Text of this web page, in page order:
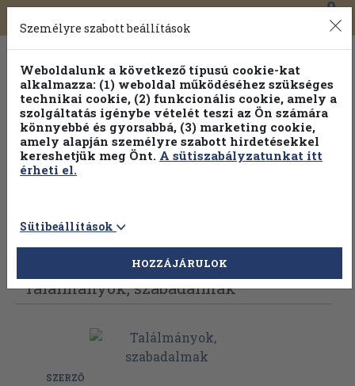
Toggle
navigation
0
Válogasson több mint 1.000.000 kiadványunk közül
100% kedvezménnyel!
Vissza az előző oldalra Válasszon példányt
Találmányok, szabadalmak
SZERZŐ
Személyre szabott beállítások
Weboldalunk a következő típusú cookie-kat
alkalmazza: (1) weboldal működéséhez szükséges
technikai cookie, (2) funkcionális cookie, amely a
szolgáltatás igénybe vételét teszi az Ön számára
könnyebbé és gyorsabbá, (3) marketing cookie,
amely alapján személyre szabott hirdetésekkel
kereshetjük meg Önt. A sütiszabályzatunkat itt
érheti el.
Sütibeállítások
HOZZÁJÁRULOK